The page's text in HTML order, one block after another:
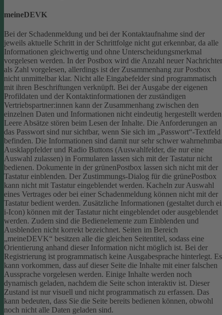
meineDEVK
Bei der Schadenmeldung und bei der Kontaktaufnahme sind der
jeweils aktuelle Schritt in der Schrittfolge nicht gut erkennbar, da alle
Informationen gleichwertig und ohne Unterscheidungsmerkmal
vorgelesen werden. In der Postbox wird die Anzahl neuer
als Zahl vorgelesen, allerdings ist der Zusammenhang zur Postbox
nicht unmittelbar klar. Nicht alle Eingabefelder sind programmatisch
mit ihren Beschriftungen verknüpft. Bei der Ausgabe der eigenen
Profildaten und der Kontaktinformationen der zuständigen
Vertriebspartner:innen kann der Zusammenhang zwischen den
einzelnen Daten und Informationen nicht eindeutig hergestellt
Leere Absätze stören beim Lesen der Inhalte. Die Anforderungen an
das Passwort sind nur sichtbar, wenn Sie sich im „Passwort“-Textfeld
befinden. Die Informationen sind damit nur sehr schwer
Ausklappfelder und Radio Buttons (Auswahlfelder, die nur eine
Auswahl zulassen) in Formularen lassen sich mit der Tastatur nicht
bedienen. Dokumente in der grünenPostbox lassen sich nicht mit der
Tastatur einblenden. Der Zustimmungs-Dialog für die grünePostbox
kann nicht mit Tastatur eingeblendet werden. Kacheln zur Auswahl
eines Vertrages oder bei einer Schadenmeldung können nicht mit der
Tastatur bedient werden. Zusätzliche Informationen (gestaltet durch
i-Icon) können mit der Tastatur nicht eingeblendet oder ausgeblendet
werden. Zudem sind die Bedienelemente zum Einblenden und
Ausblenden nicht korrekt bezeichnet. Seiten im Bereich
„meineDEVK“ besitzen alle die gleichen Seitentitel, sodass eine
Orientierung anhand dieser Information nicht möglich ist. Bei der
Registrierung ist programmatisch keine Ausgabesprache hinterlegt. Es
kann vorkommen, dass auf dieser Seite die Inhalte mit einer falschen
Aussprache vorgelesen werden. Einige Inhalte werden noch
dynamisch geladen, nachdem die Seite schon interaktiv ist. Dieser
Zustand ist nur visuell und nicht programmatisch zu erfassen. Das
kann bedeuten, dass Sie die Seite bereits bedienen können, obwohl
noch nicht alle Daten geladen sind.